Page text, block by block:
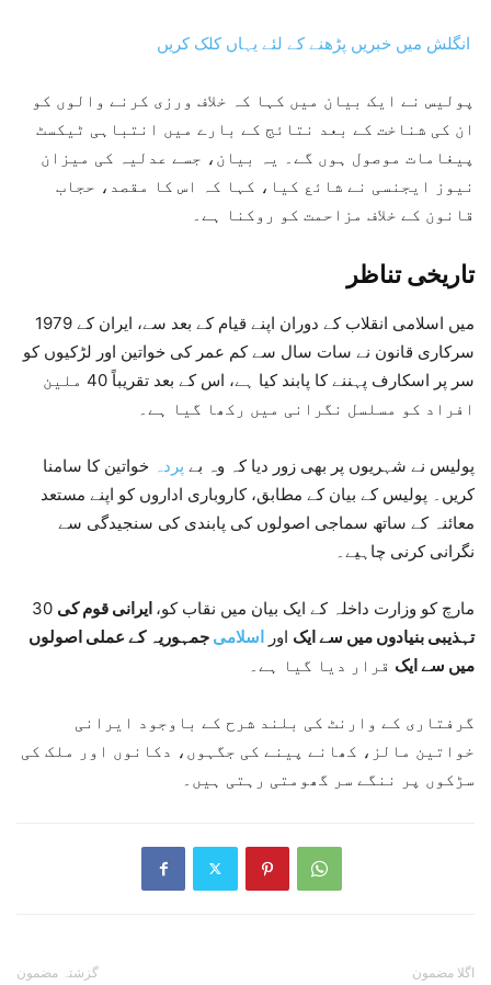
پولیس نے ایک بیان میں کہا کہ خلاف ورزی کرنے والوں کو
ان کی شناخت کے بعد نتائج کے بارے میں انتباہی ٹیکسٹ
پیغامات موصول ہوں گے۔ یہ بیان، جسے عدلیہ کی میزان
نیوز ایجنسی نے شائع کیا، کہا کہ اس کا مقصد، حجاب
قانون کے خلاف مزاحمت کو روکنا ہے۔
تاریخی تناظر
1979 میں اسلامی انقلاب کے دوران اپنے قیام کے بعد سے، ایران کے
سرکاری قانون نے سات سال سے کم عمر کی خواتین اور لڑکیوں کو
سر پر اسکارف پہننے کا پابند کیا ہے، اس کے بعد تقریباً 40 ملین
افراد کو مسلسل نگرانی میں رکھا گیا ہے۔
پولیس نے شہریوں پر بھی زور دیا کہ وہ بے پردہ خواتین کا سامنا
کریں۔ پولیس کے بیان کے مطابق، کاروباری اداروں کو اپنے مستعد
معائنہ کے ساتھ سماجی اصولوں کی پابندی کی سنجیدگی سے
نگرانی کرنی چاہیے۔
30 مارچ کو وزارت داخلہ کے ایک بیان میں نقاب کو، ایرانی قوم کی
تہذیبی بنیادوں میں سے ایک اور اسلامی جمہوریہ کے عملی اصولوں
میں سے ایک قرار دیا گیا ہے۔
گرفتاری کے وارنٹ کی بلند شرح کے باوجود ایرانی
خواتین مالز، کھانے پینے کی جگہوں، دکانوں اور ملک کی
سڑکوں پر ننگے سر گھومتی رہتی ہیں۔
گزشتہ مضمون اگلا مضمون